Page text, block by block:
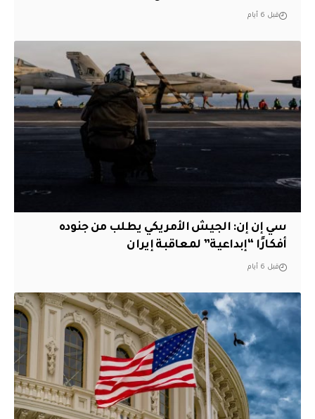
قبل 6 أيام
سي إن إن: الجيش الأمريكي يطلب من جنوده
أفكارًا “إبداعية” لمعاقبة إيران
قبل 6 أيام